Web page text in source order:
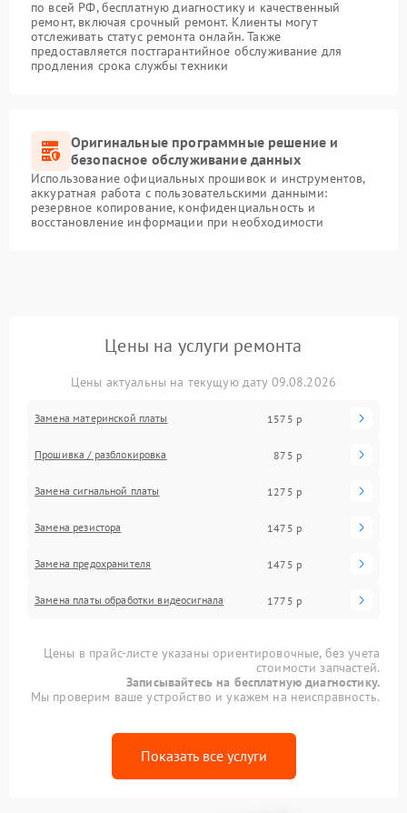
по всей РФ, бесплатную диагностику и качественный
ремонт, включая срочный ремонт. Клиенты могут
отслеживать статус ремонта онлайн. Также
предоставляется постгарантийное обслуживание для
продления срока службы техники
Оригинальные программные решение и
безопасное обслуживание данных
Использование официальных прошивок и инструментов,
аккуратная работа с пользовательскими данными:
резервное копирование, конфиденциальность и
восстановление информации при необходимости
Цены на услуги ремонта
Цены актуальны на текущую дату 09.08.2026
Замена материнской платы 1575 р
Прошивка / разблокировка 875 р
Замена сигнальной платы 1275 р
Замена резистора 1475 р
Замена предохранителя 1475 р
Замена платы обработки видеосигнала 1775 р
Цены в прайс-листе указаны ориентировочные, без учета
стоимости запчастей.
Записывайтесь на бесплатную диагностику.
Мы проверим ваше устройство и укажем на неисправность.
Показать все услуги